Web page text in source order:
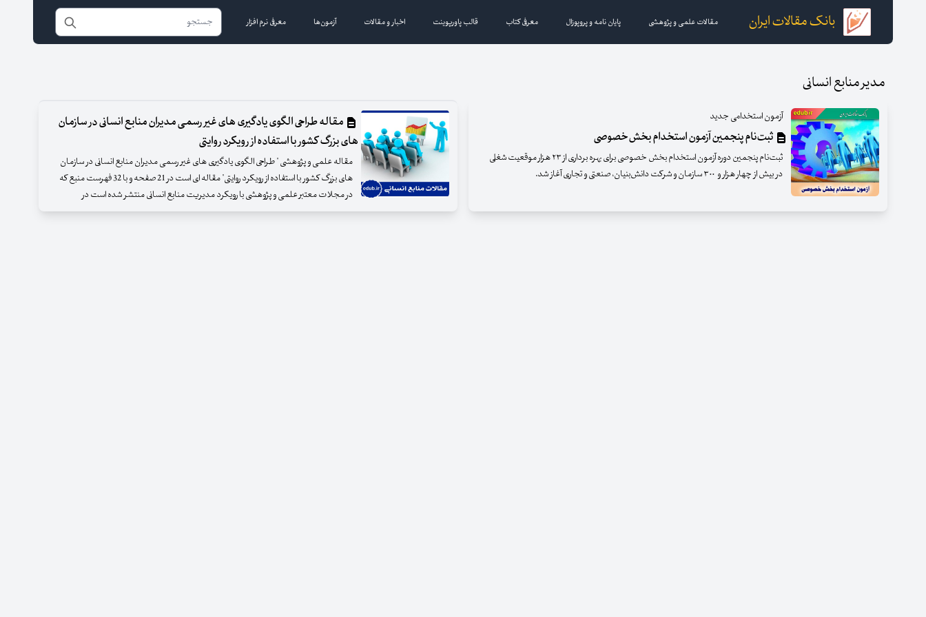
بانک مقالات ایران مقالات علمی و پژوهشی پایان نامه و پروپوزال معرفی کتاب قالب پاورپوینت اخبار و مقالات آزمون‌ها معرفی نرم افزار
مدیر منابع انسانی
آزمون استخدامی جدید
ثبت‌نام پنجمین آزمون استخدام بخش‌خصوصی
ثبت‌نام پنجمین دوره آزمون استخدام بخش خصوصی برای بهره برداری از ۲۳ هزار موقعیت شغلی
در بیش از چهار هزار و ۳۰۰ سازمان و شرکت دانش‌بنیان، صنعتی و تجاری آغاز شد.
مقاله طراحی الگوی یادگیری های غیر رسمی مدیران منابع انسانی در سازمان
های بزرگ کشور با استفاده از رویکرد روایتی
مقاله علمی و پژوهشی " طراحی الگوی یادگیری های غیر رسمی مدیران منابع انسانی در سازمان
های بزرگ کشور با استفاده از رویکرد روایتی" مقاله ای است در 21 صفحه و با 32 فهرست منبع که
در مجلات معتبر علمی و پژوهشی با رویکرد مدیریت منابع انسانی منتشر شده است در